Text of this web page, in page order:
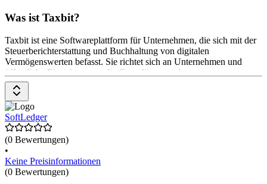
Was ist Taxbit?
Taxbit ist eine Softwareplattform für Unternehmen, die sich mit der
Steuerberichterstattung und Buchhaltung von digitalen
Vermögenswerten befasst. Sie richtet sich an Unternehmen und
öffentliche Einrichtungen, die Compliance und
Finanzberichterstattung optimieren möchten. Die Plattform bietet
modulare Lösungen für die Steuerberichterstattung, automatisierte
Finanzberichterstattung und umfassende Compliance-Tools. Sie
unterstützt Anwender*innen bei der Datenintegration, der Erstellung
von Steuerformularen und der Verwaltung von digitalen
Vermögenswerten. Die
SoftLedger
(0 Bewertungen)
•
Keine Preisinformationen
(0 Bewertungen)